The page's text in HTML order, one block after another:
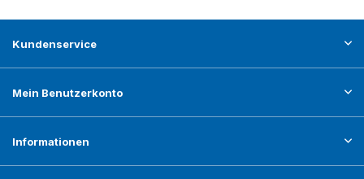
Kundenservice
Mein Benutzerkonto
Informationen